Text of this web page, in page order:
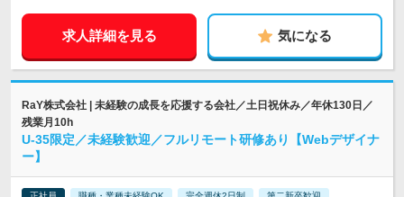
求人詳細を見る 気になる
RaY株式会社 | 未経験の成長を応援する会社／土日祝休み／年休130日／
残業月10h
U-35限定／未経験歓迎／フルリモート研修あり【Webデザイナ
ー】